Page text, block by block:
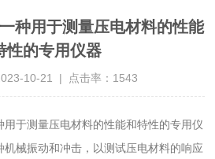
种用于测量压电材料的性能
性的专用仪器
10-21 | 点击率：1543
于测量压电材料的性能和特性的专用仪
械振动和冲击，以测试压电材料的响应